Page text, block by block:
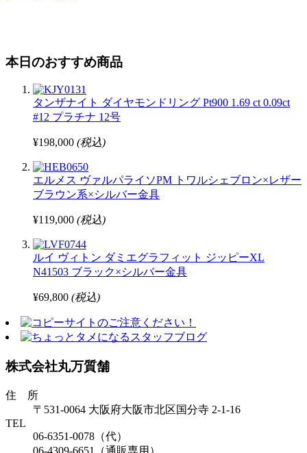
本日のおすすめ商品
タンザナイト ダイヤモンドリング Pt900 1.69 ct 0.09ct
#12 プラチナ 12号
¥198,000 (税込)
エルメス ヴァルパライソPM トワルシェブロン×レザー
ブラウン系×シルバー金具
¥119,000 (税込)
ルイ ヴィトン ダミエグラフィット ジッピーXL
N41503 ブラック×シルバー金具
¥69,800 (税込)
株式会社丸万質舗
住 所
〒531-0064 大阪府大阪市北区国分寺 2-1-16
TEL
06-6351-0078（代）
06-4309-6651（通販専用）